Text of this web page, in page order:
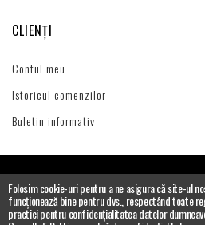
Folosim cookie-uri pentru a ne asigura că site-ul
funcționează bine pentru dvs., respectând toate
practici pentru confidențialitatea datelor
CLIENȚI
Contul meu
Istoricul comenzilor
Buletin informativ